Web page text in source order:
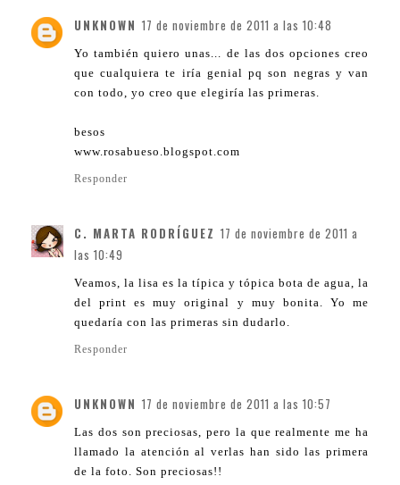
UNKNOWN 17 de noviembre de 2011 a las 10:48
Yo también quiero unas... de las dos opciones creo
que cualquiera te iría genial pq son negras y van
con todo, yo creo que elegiría las primeras.
besos
www.rosabueso.blogspot.com
Responder
C. MARTA RODRÍGUEZ 17 de noviembre de 2011 a
las 10:49
Veamos, la lisa es la típica y tópica bota de agua, la
del print es muy original y muy bonita. Yo me
quedaría con las primeras sin dudarlo.
Responder
UNKNOWN 17 de noviembre de 2011 a las 10:57
Las dos son preciosas, pero la que realmente me ha
llamado la atención al verlas han sido las primera
de la foto. Son preciosas!!